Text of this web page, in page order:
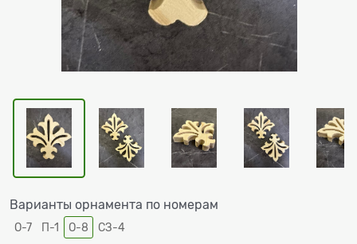
Варианты орнамента по номерам
О-7 П-1 О-8 СЗ-4